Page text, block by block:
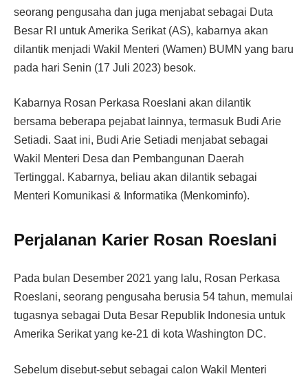
seorang pengusaha dan juga menjabat sebagai Duta
Besar RI untuk Amerika Serikat (AS), kabarnya akan
dilantik menjadi Wakil Menteri (Wamen) BUMN yang baru
pada hari Senin (17 Juli 2023) besok.
Kabarnya Rosan Perkasa Roeslani akan dilantik
bersama beberapa pejabat lainnya, termasuk Budi Arie
Setiadi. Saat ini, Budi Arie Setiadi menjabat sebagai
Wakil Menteri Desa dan Pembangunan Daerah
Tertinggal. Kabarnya, beliau akan dilantik sebagai
Menteri Komunikasi & Informatika (Menkominfo).
Perjalanan Karier Rosan Roeslani
Pada bulan Desember 2021 yang lalu, Rosan Perkasa
Roeslani, seorang pengusaha berusia 54 tahun, memulai
tugasnya sebagai Duta Besar Republik Indonesia untuk
Amerika Serikat yang ke-21 di kota Washington DC.
Sebelum disebut-sebut sebagai calon Wakil Menteri